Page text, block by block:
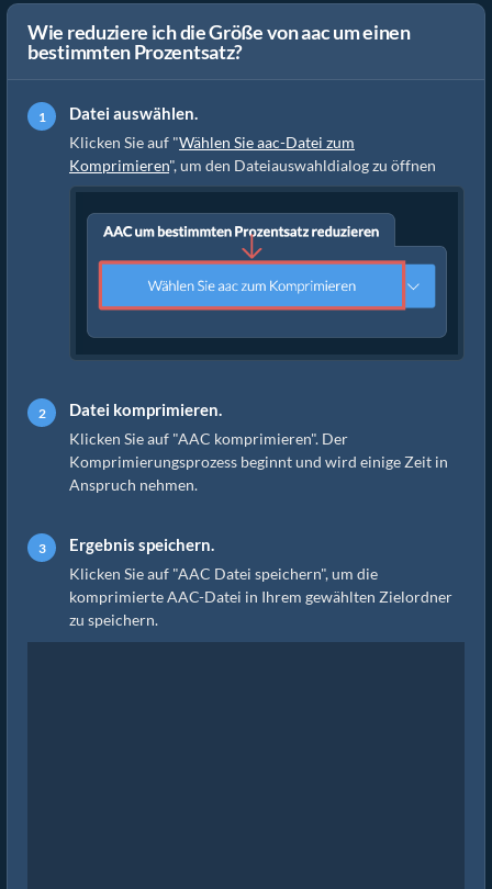
Wie reduziere ich die Größe von aac um einen
bestimmten Prozentsatz?
Datei auswählen.
Klicken Sie auf "Wählen Sie aac-Datei zum
Komprimieren", um den Dateiauswahldialog zu öffnen
Datei komprimieren.
Klicken Sie auf "AAC komprimieren". Der
Komprimierungsprozess beginnt und wird einige Zeit in
Anspruch nehmen.
Ergebnis speichern.
Klicken Sie auf "AAC Datei speichern", um die
komprimierte AAC-Datei in Ihrem gewählten Zielordner
zu speichern.